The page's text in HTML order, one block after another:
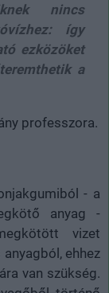
nincs
így
ezközöket
a
professzora.
- a
anyag -
vizet
ehhez
van szükség.